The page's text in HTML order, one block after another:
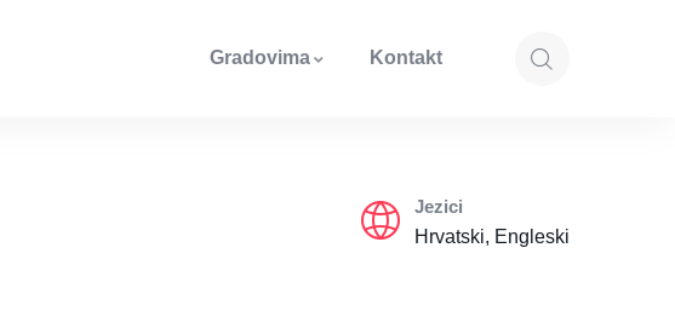
Gradovima Kontakt
Jezici
Hrvatski, Engleski